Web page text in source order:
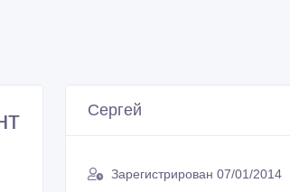
Сергей
Зарегистрирован 07/01/2014